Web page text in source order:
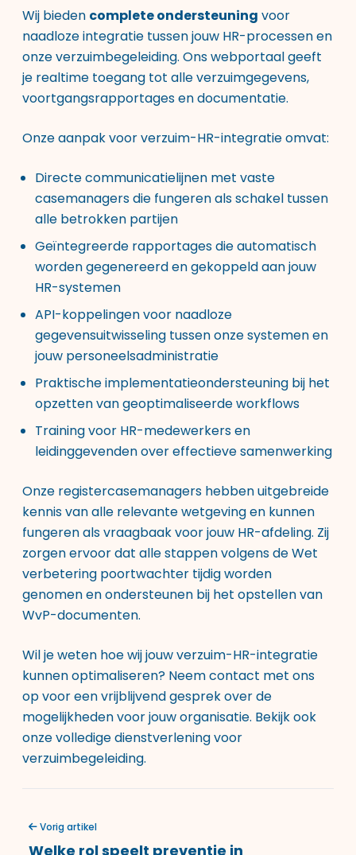
Wij bieden complete ondersteuning voor
naadloze integratie tussen jouw HR-processen en
onze verzuimbegeleiding. Ons webportaal geeft
je realtime toegang tot alle verzuimgegevens,
voortgangsrapportages en documentatie.
Onze aanpak voor verzuim-HR-integratie omvat:
Directe communicatielijnen met vaste
casemanagers die fungeren als schakel tussen
alle betrokken partijen
Geïntegreerde rapportages die automatisch
worden gegenereerd en gekoppeld aan jouw
HR-systemen
API-koppelingen voor naadloze
gegevensuitwisseling tussen onze systemen en
jouw personeelsadministratie
Praktische implementatieondersteuning bij het
opzetten van geoptimaliseerde workflows
Training voor HR-medewerkers en
leidinggevenden over effectieve samenwerking
Onze registercasemanagers hebben uitgebreide
kennis van alle relevante wetgeving en kunnen
fungeren als vraagbaak voor jouw HR-afdeling. Zij
zorgen ervoor dat alle stappen volgens de Wet
verbetering poortwachter tijdig worden
genomen en ondersteunen bij het opstellen van
WvP-documenten.
Wil je weten hoe wij jouw verzuim-HR-integratie
kunnen optimaliseren? Neem contact met ons
op voor een vrijblijvend gesprek over de
mogelijkheden voor jouw organisatie. Bekijk ook
onzevolledige dienstverlening voor
verzuimbegeleiding.
Vorig artikel
Welke rol speelt preventie in